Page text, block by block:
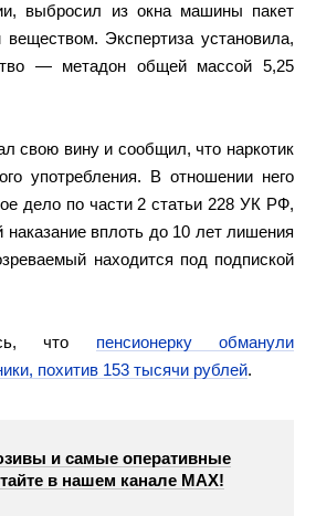
выбросил из окна машины пакет
Экспертиза установила,
— метадон общей массой 5,25
свою вину и сообщил, что наркотик
употребления. В отношении него
дело по части 2 статьи 228 УК РФ,
вплоть до 10 лет лишения
находится под подпиской
что пенсионерку обманули
похитив 153 тысячи рублей.
и самые оперативные
в нашем канале МАХ!